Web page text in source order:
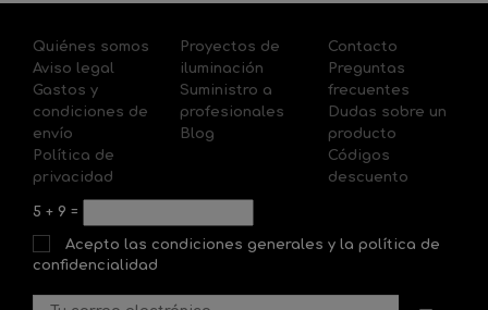
Quiénes somos
Aviso legal
Gastos y
condiciones de
envío
Política de
privacidad
Proyectos de
iluminación
Suministro a
profesionales
Blog
Contacto
Preguntas
frecuentes
Dudas sobre un
producto
Códigos
descuento
5 + 9 =
Acepto las condiciones generales y la política de
confidencialidad